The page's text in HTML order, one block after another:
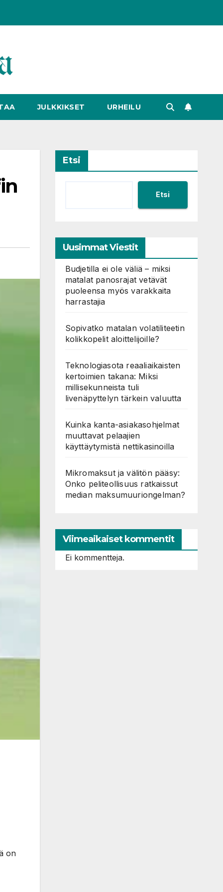
JULKKIKSET URHEILU
on
Etsi
Etsi
Uusimmat Viestit
Budjetilla ei ole väliä – miksi
matalat panosrajat vetävät
puoleensa myös varakkaita
harrastajia
Sopivatko matalan volatiliteetin
kolikkopelit aloittelijoille?
Teknologiasota reaaliaikaisten
kertoimien takana: Miksi
millisekunneista tuli
livenäpyttelyn tärkein valuutta
Kuinka kanta-asiakasohjelmat
muuttavat pelaajien
käyttäytymistä nettikasinoilla
Mikromaksut ja välitön pääsy:
Onko peliteollisuus ratkaissut
median maksumuuriongelman?
Viimeaikaiset kommentit
Ei kommentteja.